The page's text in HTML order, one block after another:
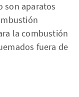
son aparatos
la combustión
fuera de